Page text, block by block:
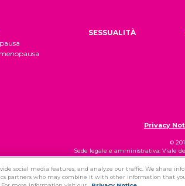
SESSUALITÀ
Privacy
©
Sede legale e amministrativa: Viale
In qualità di
social media features, and analyze our traffic. We share
partners who may combine it with other information that